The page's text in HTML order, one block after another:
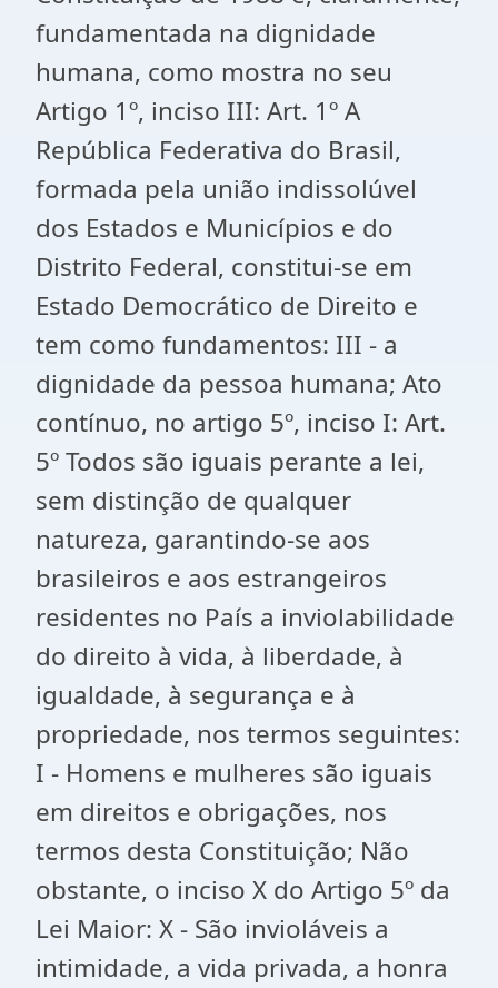
fundamentada na dignidade
humana, como mostra no seu
Artigo 1º, inciso III: Art. 1º A
República Federativa do Brasil,
formada pela união indissolúvel
dos Estados e Municípios e do
Distrito Federal, constitui-se em
Estado Democrático de Direito e
tem como fundamentos: III - a
dignidade da pessoa humana; Ato
contínuo, no artigo 5º, inciso I: Art.
5º Todos são iguais perante a lei,
sem distinção de qualquer
natureza, garantindo-se aos
brasileiros e aos estrangeiros
residentes no País a inviolabilidade
do direito à vida, à liberdade, à
igualdade, à segurança e à
propriedade, nos termos seguintes:
I - Homens e mulheres são iguais
em direitos e obrigações, nos
termos desta Constituição; Não
obstante, o inciso X do Artigo 5º da
Lei Maior: X - São invioláveis a
intimidade, a vida privada, a honra